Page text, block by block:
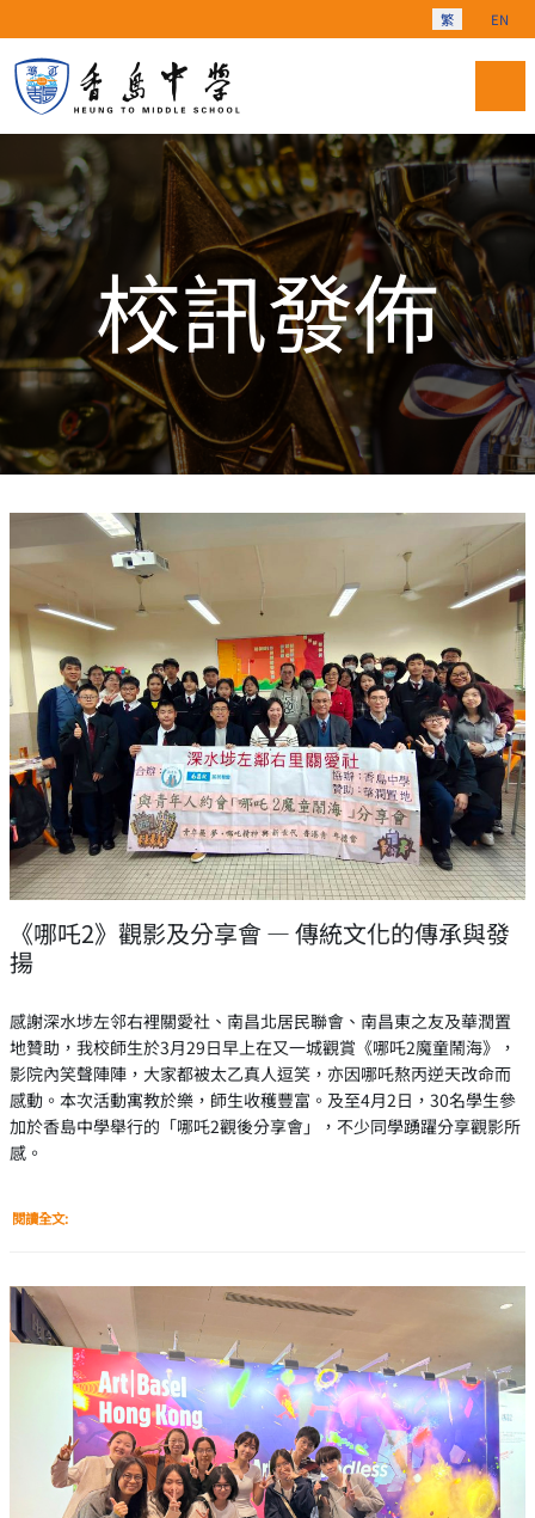
選擇你的語言
繁 EN
校訊發佈
《哪吒2》觀影及分享會 — 傳統文化的傳承與發
揚
感謝深水埗左邻右裡關愛社、南昌北居民聯會、南昌東之友及華潤置
地贊助，我校師生於3月29日早上在又一城觀賞《哪吒2魔童鬧海》，
影院內笑聲陣陣，大家都被太乙真人逗笑，亦因哪吒熬丙逆天改命而
感動。本次活動寓教於樂，師生收穫豐富。及至4月2日，30名學生參
加於香島中學舉行的「哪吒2觀後分享會」，不少同學踴躍分享觀影所
感。
閱讀全文: